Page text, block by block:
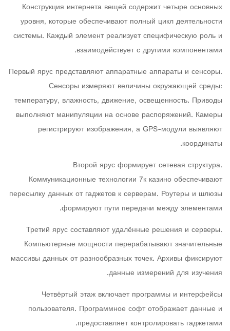
Конструкция интернета вещей содержит четыре основных
уровня, которые обеспечивают полный цикл деятельности
системы. Каждый элемент реализует специфическую роль и
взаимодействует с другими компонентами.
Первый ярус представляют аппаратные аппараты и сенсоры.
Сенсоры измеряют величины окружающей среды:
температуру, влажность, движение, освещенность. Приводы
выполняют манипуляции на основе распоряжений. Камеры
регистрируют изображения, а GPS-модули выявляют
координаты.
Второй ярус формирует сетевая структура.
Коммуникационные технологии 7к казино обеспечивают
пересылку данных от гаджетов к серверам. Роутеры и шлюзы
формируют пути передачи между элементами.
Третий ярус составляют удалённые решения и серверы.
Компьютерные мощности перерабатывают значительные
массивы данных от разнообразных точек. Архивы фиксируют
данные измерений для изучения.
Четвёртый этаж включает программы и интерфейсы
пользователя. Программное софт отображает данные и
предоставляет контролировать гаджетами.